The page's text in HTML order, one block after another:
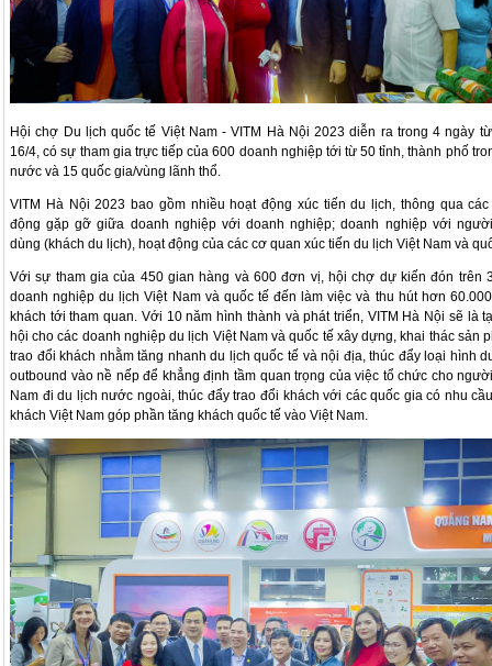
Hội chợ Du lịch quốc tế Việt Nam - VITM Hà Nội 2023 diễn ra trong 4 ngày
16/4, có sự tham gia trực tiếp của 600 doanh nghiệp tới từ 50 tỉnh, thành phố
nước và 15 quốc gia/vùng lãnh thổ.
VITM Hà Nội 2023 bao gồm nhiều hoạt động xúc tiến du lịch, thông qua các
động gặp gỡ giữa doanh nghiệp với doanh nghiệp; doanh nghiệp với
dùng (khách du lịch), hoạt động của các cơ quan xúc tiến du lịch Việt Nam và
Với sự tham gia của 450 gian hàng và 600 đơn vị, hội chợ dự kiến đón trên
doanh nghiệp du lịch Việt Nam và quốc tế đến làm việc và thu hút hơn
khách tới tham quan. Với 10 năm hình thành và phát triển, VITM Hà Nội sẽ là
hội cho các doanh nghiệp du lịch Việt Nam và quốc tế xây dựng, khai thác sản
trao đổi khách nhằm tăng nhanh du lịch quốc tế và nội địa, thúc đẩy loại hình
outbound vào nề nếp để khẳng định tầm quan trọng của việc tổ chức cho
Nam đi du lịch nước ngoài, thúc đẩy trao đổi khách với các quốc gia có nhu
khách Việt Nam góp phần tăng khách quốc tế vào Việt Nam.